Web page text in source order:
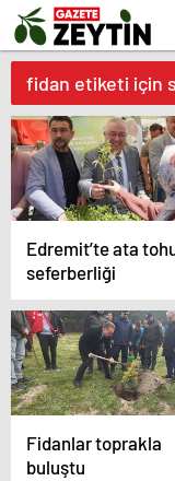
fidan etiketi için
Edremit’te ata
seferberliği
Fidanlar toprakla
buluştu